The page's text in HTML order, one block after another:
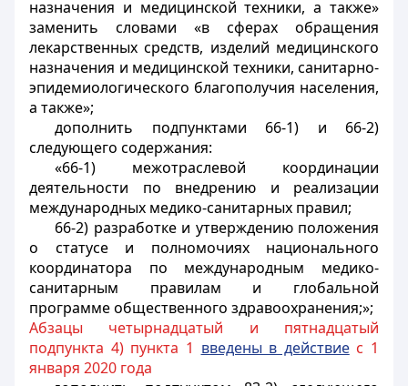
назначения и медицинской техники, а также»
заменить словами «в сферах обращения
лекарственных средств, изделий медицинского
назначения и медицинской техники, санитарно-
эпидемиологического благополучия населения,
а также»;
дополнить подпунктами 66-1) и 66-2)
следующего содержания:
«66-1) межотраслевой координации
деятельности по внедрению и реализации
международных медико-санитарных правил;
66-2) разработке и утверждению положения
о статусе и полномочиях национального
координатора по международным медико-
санитарным правилам и глобальной
программе общественного здравоохранения;»;
Абзацы четырнадцатый и пятнадцатый
подпункта 4) пункта 1 введены в действиес 1
января 2020 года